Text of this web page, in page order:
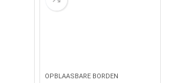
OPBLAASBARE BORDEN